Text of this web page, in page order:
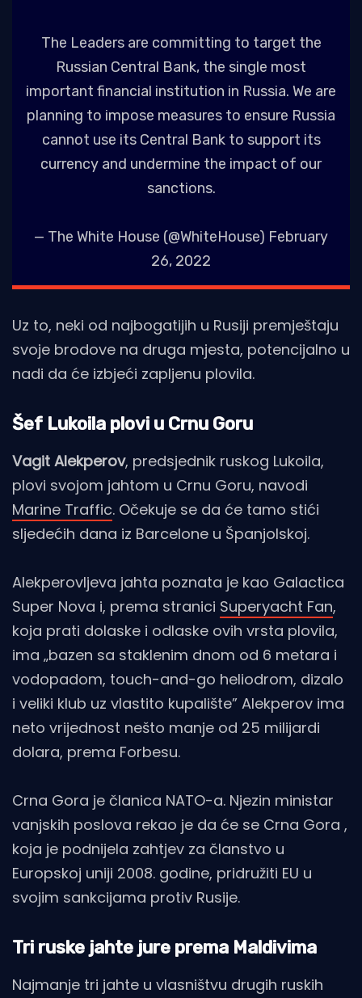
The Leaders are committing to target the
Russian Central Bank, the single most
important financial institution in Russia. We are
planning to impose measures to ensure Russia
cannot use its Central Bank to support its
currency and undermine the impact of our
sanctions.
— The White House (@WhiteHouse) February
26, 2022
Uz to, neki od najbogatijih u Rusiji premještaju
svoje brodove na druga mjesta, potencijalno u
nadi da će izbjeći zapljenu plovila.
Šef Lukoila plovi u Crnu Goru
Vagit Alekperov, predsjednik ruskog Lukoila,
plovi svojom jahtom u Crnu Goru, navodi
Marine Traffic. Očekuje se da će tamo stići
sljedećih dana iz Barcelone u Španjolskoj.
Alekperovljeva jahta poznata je kao Galactica
Super Nova i, prema stranici Superyacht Fan,
koja prati dolaske i odlaske ovih vrsta plovila,
ima „bazen sa staklenim dnom od 6 metara i
vodopadom, touch-and-go heliodrom, dizalo
i veliki klub uz vlastito kupalište” Alekperov ima
neto vrijednost nešto manje od 25 milijardi
dolara, prema Forbesu.
Crna Gora je članica NATO-a. Njezin ministar
vanjskih poslova rekao je da će se Crna Gora ,
koja je podnijela zahtjev za članstvo u
Europskoj uniji 2008. godine, pridružiti EU u
svojim sankcijama protiv Rusije.
Tri ruske jahte jure prema Maldivima
Najmanje tri jahte u vlasništvu drugih ruskih